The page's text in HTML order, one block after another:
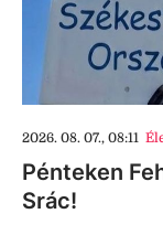
2026. 08. 07., 08:11
Pénteken
Srác!